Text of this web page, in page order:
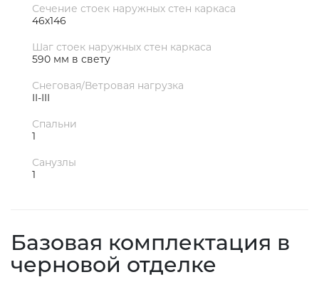
Сечение стоек наружных стен каркаса
46х146
Шаг стоек наружных стен каркаса
590 мм в свету
Снеговая/Ветровая нагрузка
II-III
Спальни
1
Санузлы
1
Базовая комплектация в
черновой отделке